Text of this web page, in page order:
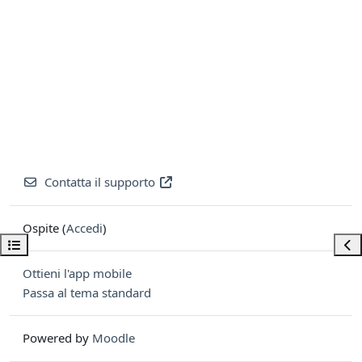
Apri indice del corso
Contatta il supporto
Ospite (Accedi)
Ottieni l'app mobile
Passa al tema standard
Powered by Moodle